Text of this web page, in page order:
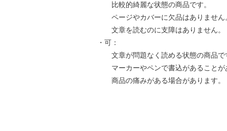
比較的綺麗な状態の商品です。
ページやカバーに欠品はありません
文章を読むのに支障はありません。
・可：
文章が問題なく読める状態の商品で
マーカーやペンで書込があることが
商品の痛みがある場合があります。